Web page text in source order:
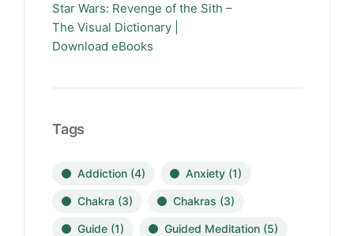
Star Wars: Revenge of the Sith –
The Visual Dictionary |
Download eBooks
Tags
Addiction (4) Anxiety (1)
Chakra (3) Chakras (3)
Guide (1) Guided Meditation (5)